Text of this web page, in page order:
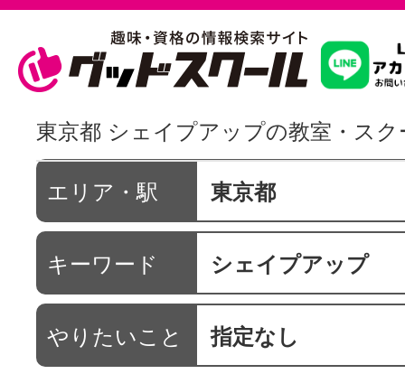
習いたいこ
スクールを
駅・路線か
通信講座を
東京都 シェイプアップの教室・スク
エリア・駅 東京都
キーワード シェイプアップ
やりたいこと 指定なし